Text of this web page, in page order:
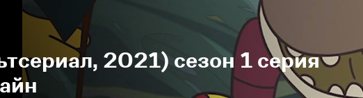
2021) сезон 1 серия